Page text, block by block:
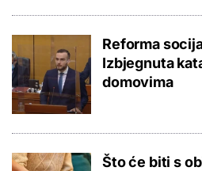
Reforma
Izbjegnuta
domovima
Što će biti s